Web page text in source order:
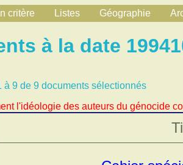
critère Listes Géographie
à la date
à 9 de 9 documents sélectionnés
l'idéologie des auteurs du génocide